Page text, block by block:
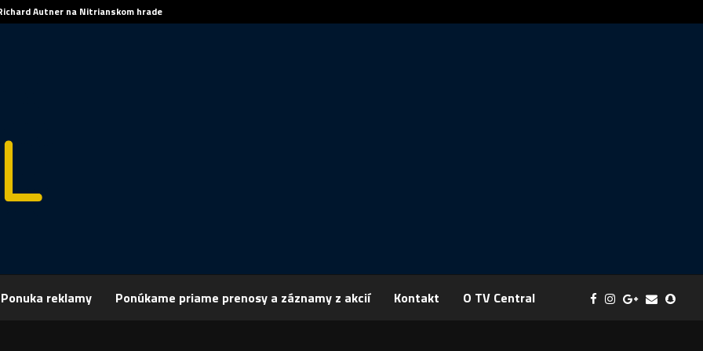
Autner na Nitrianskom hrade
Ponuka reklamy Ponúkame priame prenosy a záznamy z akcií Kontakt O TV Central